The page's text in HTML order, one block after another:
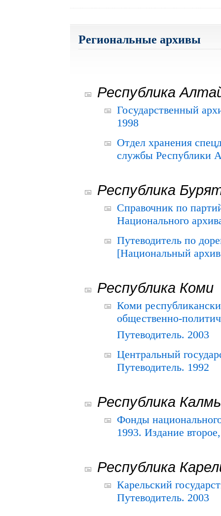
Региональные архивы
Республика
Государственный
1998
Отдел хранения
службы Республики
Республика
Справочник по
Национального
Путеводитель по
[Национальный
Республика Коми
Коми
общественно-
Путеводитель. 2003
Центральный
Путеводитель. 1992
Республика
Фонды
1993. Издание
Республика
Карельский
Путеводитель. 2003